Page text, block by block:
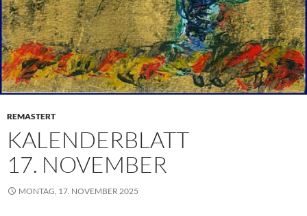
REMASTERT
KALENDERBLATT
17. NOVEMBER
MONTAG, 17. NOVEMBER 2025